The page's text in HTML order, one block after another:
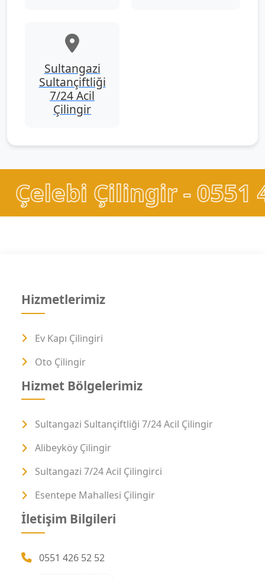
Sultangazi
Sultançiftliği
7/24 Acil
Çilingir
- 0551 426 52
Hizmetlerimiz
Ev Kapı Çilingiri
Oto Çilingir
Hizmet Bölgelerimiz
Sultangazi Sultançiftliği 7/24 Acil Çilingir
Alibeyköy Çilingir
Sultangazi 7/24 Acil Çilingirci
Esentepe Mahallesi Çilingir
İletişim Bilgileri
0551 426 52 52